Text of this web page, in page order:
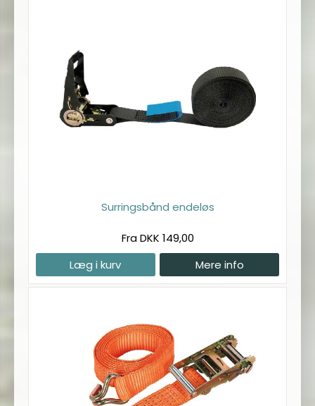
Surringsbånd endeløs
Fra DKK 149,00
Læg i kurv
Mere info